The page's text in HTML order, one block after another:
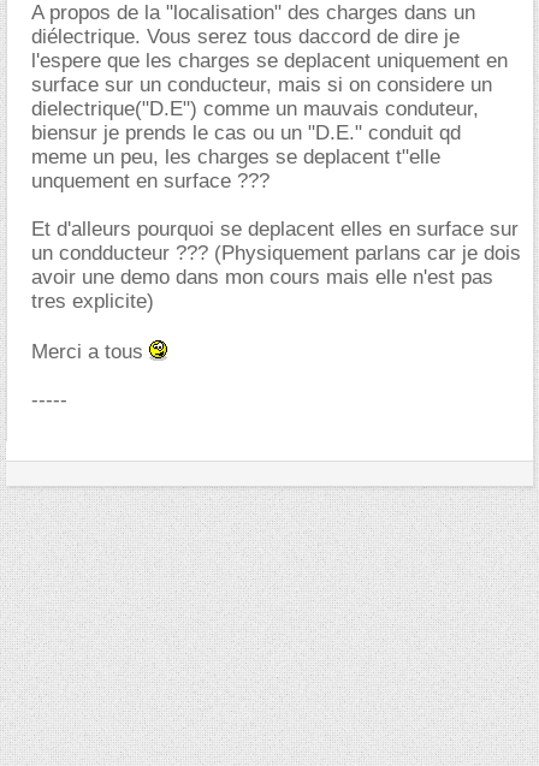
A propos de la "localisation" des charges dans un
diélectrique. Vous serez tous daccord de dire je
l'espere que les charges se deplacent uniquement en
surface sur un conducteur, mais si on considere un
dielectrique("D.E") comme un mauvais conduteur,
biensur je prends le cas ou un "D.E." conduit qd
meme un peu, les charges se deplacent t"elle
unquement en surface ???
Et d'alleurs pourquoi se deplacent elles en surface sur
un condducteur ??? (Physiquement parlans car je dois
avoir une demo dans mon cours mais elle n'est pas
tres explicite)
Merci a tous
-----